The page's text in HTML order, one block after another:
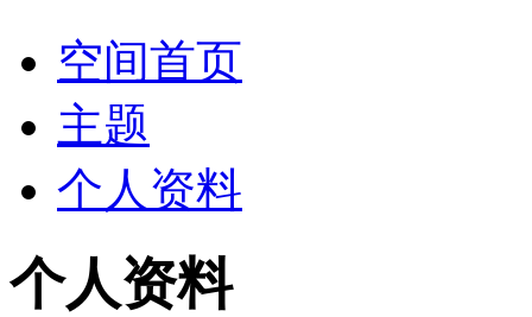
空间首页
主题
个人资料
个人资料